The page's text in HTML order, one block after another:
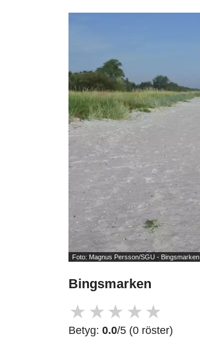
Foto: Magnus Persson/SGU - Bingsmarken
Bingsmarken
★ ★ ★ ★ ★
Betyg: 0.0/5 (0 röster)